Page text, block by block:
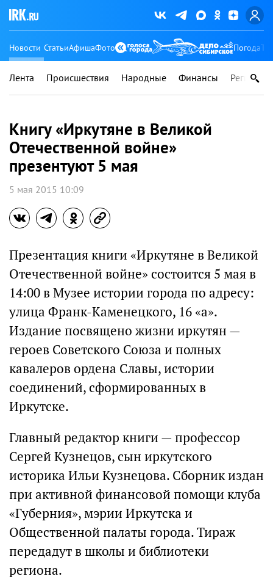
Новости СтатьиАфишаФото Погода
Лента Происшествия Народные Финансы Регионы
Книгу «Иркутяне в Великой
Отечественной войне»
презентуют 5 мая
5 мая 2015 10:09
Презентация книги «Иркутяне в Великой
Отечественной войне» состоится 5 мая в
14:00 в Музее истории города по адресу:
улица Франк-Каменецкого, 16 «а».
Издание посвящено жизни иркутян —
героев Советского Союза и полных
кавалеров ордена Славы, истории
соединений, сформированных в
Иркутске.
Главный редактор книги — профессор
Сергей Кузнецов, сын иркутского
историка Ильи Кузнецова. Сборник издан
при активной финансовой помощи клуба
«Губерния», мэрии Иркутска и
Общественной палаты города. Тираж
передадут в школы и библиотеки
региона.